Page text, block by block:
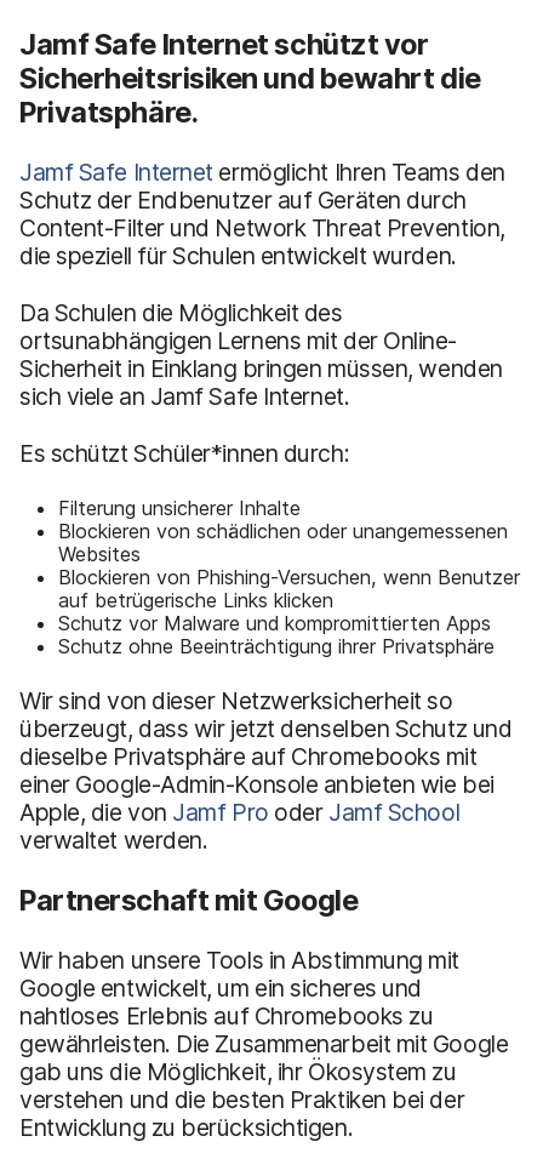
Jamf Safe Internet schützt vor
Sicherheitsrisiken und bewahrt die
Privatsphäre.
Jamf Safe Internet ermöglicht Ihren Teams den
Schutz der Endbenutzer auf Geräten durch
Content-Filter und Network Threat Prevention,
die speziell für Schulen entwickelt wurden.
Da Schulen die Möglichkeit des
ortsunabhängigen Lernens mit der Online-
Sicherheit in Einklang bringen müssen, wenden
sich viele an Jamf Safe Internet.
Es schützt Schüler*innen durch:
Filterung unsicherer Inhalte
Blockieren von schädlichen oder unangemessenen
Websites
Blockieren von Phishing-Versuchen, wenn Benutzer
auf betrügerische Links klicken
Schutz vor Malware und kompromittierten Apps
Schutz ohne Beeinträchtigung ihrer Privatsphäre
Wir sind von dieser Netzwerksicherheit so
überzeugt, dass wir jetzt denselben Schutz und
dieselbe Privatsphäre auf Chromebooks mit
einer Google-Admin-Konsole anbieten wie bei
Apple, die von Jamf Pro oder Jamf School
verwaltet werden.
Partnerschaft mit Google
Wir haben unsere Tools in Abstimmung mit
Google entwickelt, um ein sicheres und
nahtloses Erlebnis auf Chromebooks zu
gewährleisten. Die Zusammenarbeit mit Google
gab uns die Möglichkeit, ihr Ökosystem zu
verstehen und die besten Praktiken bei der
Entwicklung zu berücksichtigen.